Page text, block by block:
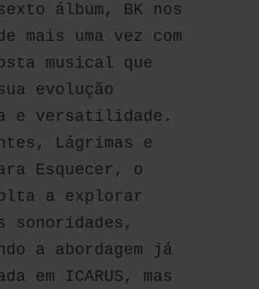
álbum, BK nos
mais uma vez com
musical que
evolução
e versatilidade.
Lágrimas e
Esquecer, o
a explorar
sonoridades,
a abordagem já
em ICARUS, mas